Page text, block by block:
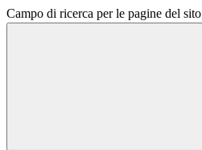
Campo di ricerca per le pagine del sito